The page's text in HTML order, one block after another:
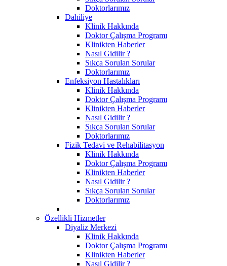
Doktorlarımız
Dahiliye
Klinik Hakkında
Doktor Çalışma Programı
Klinikten Haberler
Nasıl Gidilir ?
Sıkça Sorulan Sorular
Doktorlarımız
Enfeksiyon Hastalıkları
Klinik Hakkında
Doktor Çalışma Programı
Klinikten Haberler
Nasıl Gidilir ?
Sıkça Sorulan Sorular
Doktorlarımız
Fizik Tedavi ve Rehabilitasyon
Klinik Hakkında
Doktor Çalışma Programı
Klinikten Haberler
Nasıl Gidilir ?
Sıkça Sorulan Sorular
Doktorlarımız
Özellikli Hizmetler
Diyaliz Merkezi
Klinik Hakkında
Doktor Çalışma Programı
Klinikten Haberler
Nasıl Gidilir ?